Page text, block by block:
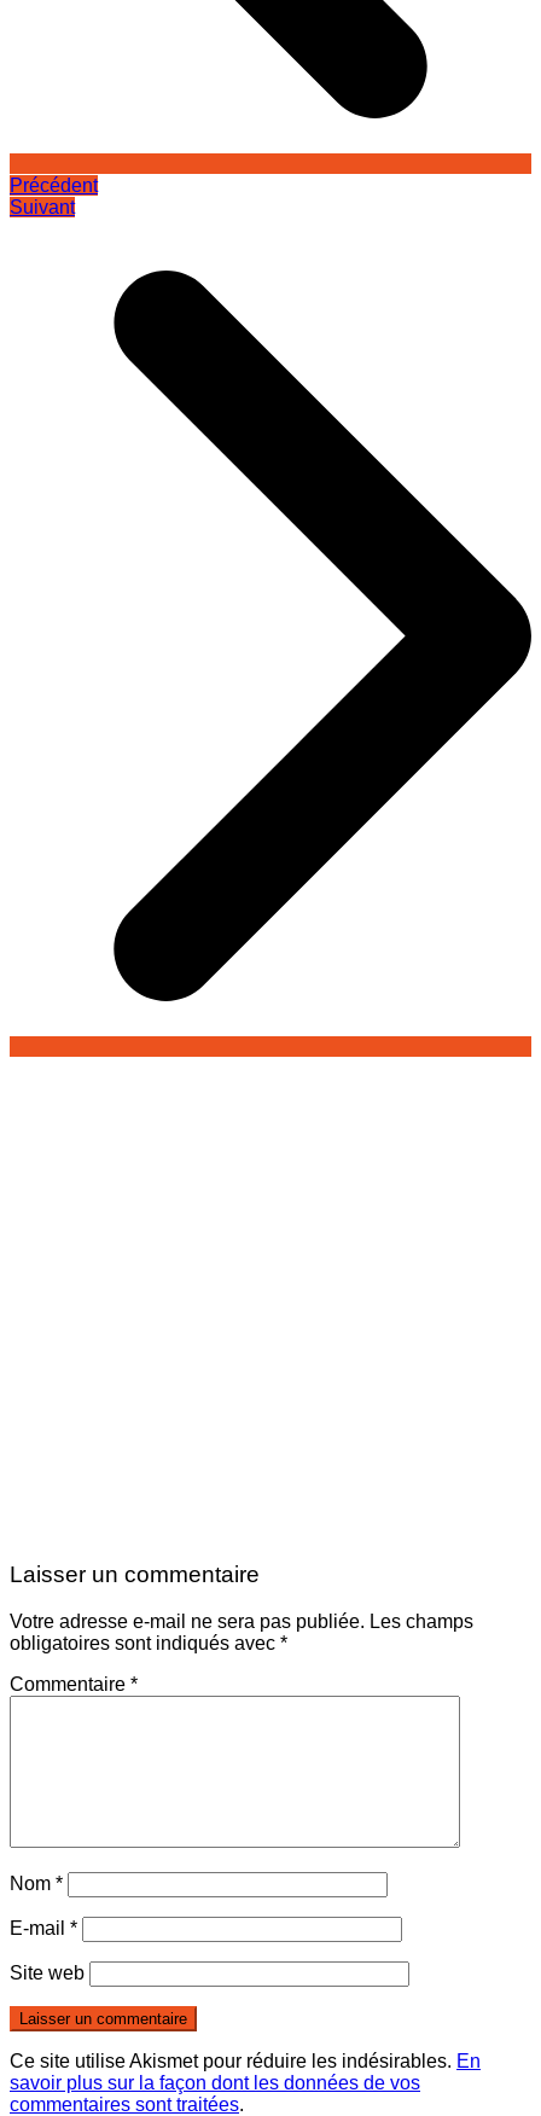
Précédent
Suivant
Laisser un commentaire
Votre adresse e-mail ne sera pas publiée. Les champs
obligatoires sont indiqués avec *
Commentaire *
Nom *
E-mail *
Site web
Ce site utilise Akismet pour réduire les indésirables. En
savoir plus sur la façon dont les données de vos
commentaires sont traitées.